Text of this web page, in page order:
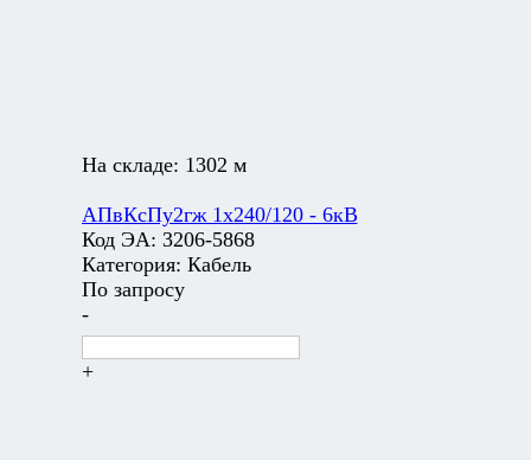
На складе: 1302 м
АПвКсПу2гж 1х240/120 - 6кВ
Код ЭА: 3206-5868
Категория: Кабель
По запросу
-
+